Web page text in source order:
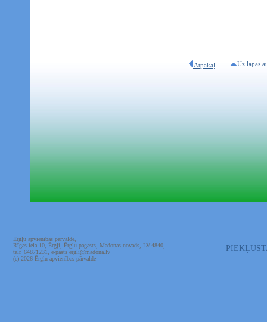
Atpakaļ Uz lapas
Ērgļu apvienības pārvalde,
Rīgas iela 10, Ērgļi, Ērgļu pagasts, Madonas novads, LV-4840,
tālr. 64871231, e-pasts ergli@madona.lv
(c) 2026 Ērgļu apvienības pārvalde